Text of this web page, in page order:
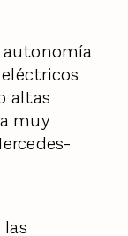
autonomía
altas
muy